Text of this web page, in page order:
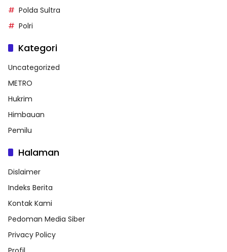
Polda Sultra
Polri
Kategori
Uncategorized
METRO
Hukrim
Himbauan
Pemilu
Halaman
Dislaimer
Indeks Berita
Kontak Kami
Pedoman Media Siber
Privacy Policy